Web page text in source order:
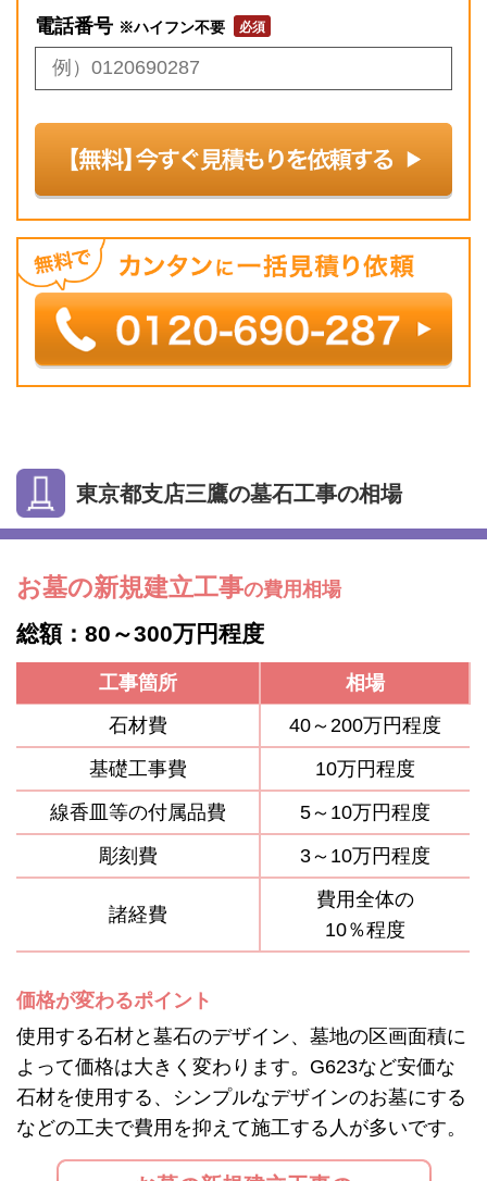
電話番号 ※ハイフン不要
東京都支店三鷹の墓石工事の相場
お墓の新規建立工事の費用相場
総額：80～300万円程度
工事箇所
相場
石材費
40～200万円程度
基礎工事費
10万円程度
線香皿等の付属品費
5～10万円程度
彫刻費
3～10万円程度
諸経費
費用全体の
10％程度
価格が変わるポイント
使用する石材と墓石のデザイン、墓地の区画面積に
よって価格は大きく変わります。G623など安価な
石材を使用する、シンプルなデザインのお墓にする
などの工夫で費用を抑えて施工する人が多いです。